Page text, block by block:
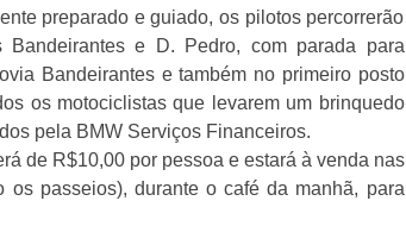
preparado e guiado, os pilotos percorrerão
e D. Pedro, com parada para
Bandeirantes e também no primeiro posto
os motociclistas que levarem um brinquedo
pela BMW Serviços Financeiros.
de R$10,00 por pessoa e estará à venda nas
passeios), durante o café da manhã, para